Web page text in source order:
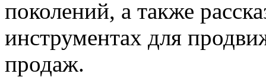
поколений, а также
инструментах для
продаж.